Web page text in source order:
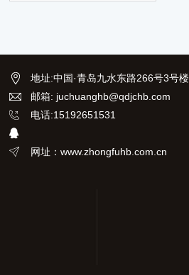
紧凑、重量轻、噪音低、运行安
地址:中国·青岛九水东路266号3号楼
邮箱: juchuanghb@qdjchb.com
电话:15192651531
网址：www.zhongfuhb.com.cn